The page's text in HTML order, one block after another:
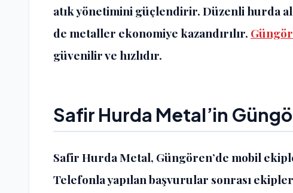
atık yönetimini güçlendirir. Düzenli hurda
de metaller ekonomiye kazandırılır.
güvenilir ve hızlıdır.
Safir Hurda Metal’in
Safir Hurda Metal, Güngören’de mobil
Telefonla yapılan başvurular sonrası